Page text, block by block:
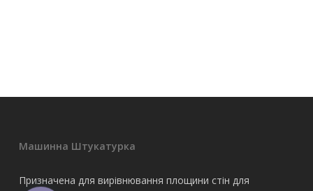
Машинна Штукатурка
Призначена для вирівнювання площини стін для